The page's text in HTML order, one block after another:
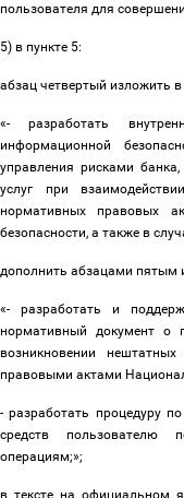
пользователя для
5) в пункте 5:
абзац четвертый изложить
«- разработать
информационной
управления рисками банка,
услуг при
нормативных правовых
безопасности, а также в
дополнить абзацами пятым
«- разработать и
нормативный документ о
возникновении
правовыми актами
- разработать процедуру
средств пользователю
операциям;»;
в тексте на официальном